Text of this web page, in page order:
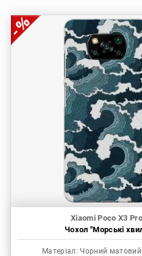
Xiaomi Poco X3 Pro
Чохол "Морські
Матеріал: Чорний матовий